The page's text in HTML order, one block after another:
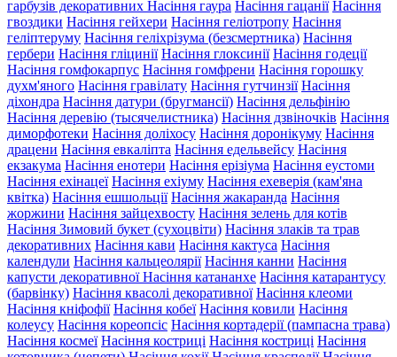
гарбузів декоративних Насіння гаура Насіння гацанії Насіння
гвоздики Насіння гейхери Насіння геліотропу Насіння
геліптеруму Насіння геліхрізума (безсмертника) Насіння
гербери Насіння гліцинії Насіння глоксинії Насіння годеції
Насіння гомфокарпус Насіння гомфрени Насіння горошку
духм'яного Насіння гравілату Насіння гутчинзії Насіння
діхондра Насіння датури (бругмансії) Насіння дельфінію
Насіння деревію (тысячелистника) Насіння дзвіночків Насіння
диморфотеки Насіння доліхосу Насіння доронікуму Насіння
драцени Насіння евкаліпта Насіння едельвейсу Насіння
екзакума Насіння енотери Насіння ерізіума Насіння еустоми
Насіння ехінацеї Насіння ехіуму Насіння ехеверія (кам'яна
квітка) Насіння ешшольції Насіння жакаранда Насіння
жоржини Насіння зайцехвосту Насіння зелень для котів
Насіння Зимовий букет (сухоцвіти) Насіння злаків та трав
декоративних Насіння кави Насіння кактуса Насіння
календули Насіння кальцеолярії Насіння канни Насіння
капусти декоративноїНасіння катананхе Насіння катарантусу
(барвінку) Насіння квасолі декоративної Насіння клеоми
Насіння кніфофії Насіння кобеї Насіння ковили Насіння
колеусу Насіння кореопсіс Насіння кортадерії (пампасна трава)
Насіння космеї Насіння костриці Насіння костриці Насіння